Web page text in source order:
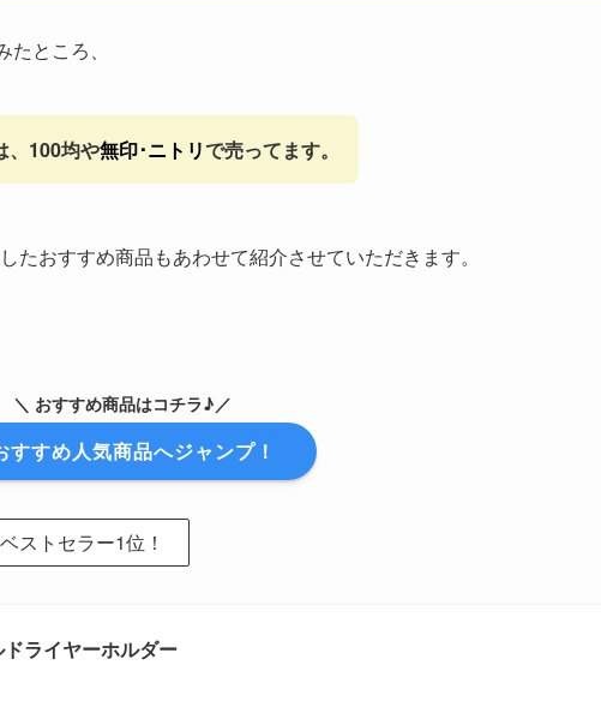
ところ、
、100均や無印･ニトリで売ってます。
おすすめ商品もあわせて紹介させていただきます。
＼ おすすめ商品はコチラ♪／
すすめ人気商品へジャンプ！
ストセラー1位！
ドライヤーホルダー